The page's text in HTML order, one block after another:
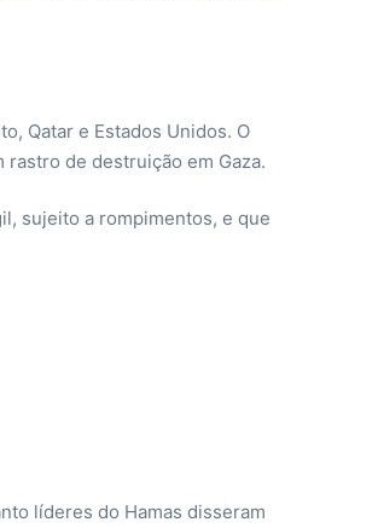
Qatar e Estados Unidos. O
de destruição em Gaza.
sujeito a rompimentos, e que
líderes do Hamas disseram